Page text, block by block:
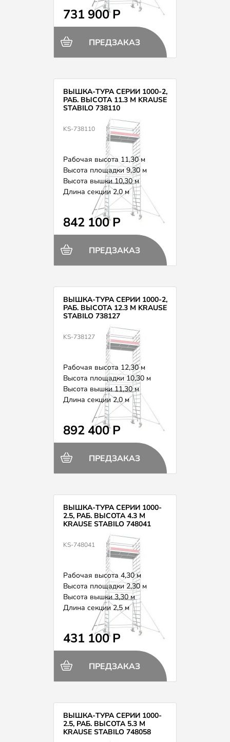
731 900 Р
ПРЕДЗАКАЗ
ВЫШКА-ТУРА СЕРИИ 1000-2,
РАБ. ВЫСОТА 11.3 М KRAUSE
STABILO 738110
KS-738110
Рабочая высота 11,30 м
Высота площадки 9,30 м
Высота вышки 10,30 м
Длина секции 2,0 м
Вес 232,0 кг
842 100 Р
ПРЕДЗАКАЗ
ВЫШКА-ТУРА СЕРИИ 1000-2,
РАБ. ВЫСОТА 12.3 М KRAUSE
STABILO 738127
KS-738127
Рабочая высота 12,30 м
Высота площадки 10,30 м
Высота вышки 11,30 м
Длина секции 2,0 м
Вес 243,0 кг
892 400 Р
ПРЕДЗАКАЗ
ВЫШКА-ТУРА СЕРИИ 1000-
2.5, РАБ. ВЫСОТА 4.3 М
KRAUSE STABILO 748041
KS-748041
Рабочая высота 4,30 м
Высота площадки 2,30 м
Высота вышки 3,30 м
Длина секции 2,5 м
Вес 134,0 кг
431 100 Р
ПРЕДЗАКАЗ
ВЫШКА-ТУРА СЕРИИ 1000-
2.5, РАБ. ВЫСОТА 5.3 М
KRAUSE STABILO 748058